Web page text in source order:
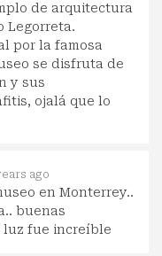
de arquitectura
Legorreta.
por la famosa
se disfruta de
y sus
ojalá que lo
ago
en Monterrey..
buenas
luz fue increíble